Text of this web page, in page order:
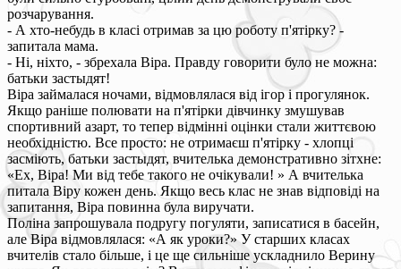
розчарування.
- А хто-небудь в класі отримав за цю роботу п'ятірку? -
запитала мама.
- Ні, ніхто, - збрехала Віра. Правду говорити було не можна:
батьки застыдят!
Віра займалася ночами, відмовлялася від ігор і прогулянок.
Якщо раніше полювати на п'ятірки дівчинку змушував
спортивний азарт, то тепер відмінні оцінки стали життєвою
необхідністю. Все просто: не отримаєш п'ятірку - хлопці
засміють, батьки застыдят, вчителька демонстративно зітхне:
«Ех, Віра! Ми від тебе такого не очікували! » А вчителька
питала Віру кожен день. Якщо весь клас не знав відповіді на
запитання, Віра повинна була виручати.
Поліна запрошувала подругу погуляти, записатися в басейн,
але Віра відмовлялася: «А як уроки?» У старших класах
вчителів стало більше, і це ще сильніше ускладнило Верину